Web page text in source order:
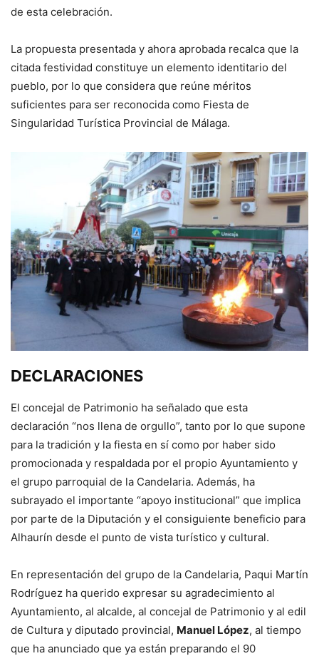
de esta celebración.
La propuesta presentada y ahora aprobada recalca que la
citada festividad constituye un elemento identitario del
pueblo, por lo que considera que reúne méritos
suficientes para ser reconocida como Fiesta de
Singularidad Turística Provincial de Málaga.
DECLARACIONES
El concejal de Patrimonio ha señalado que esta
declaración “nos llena de orgullo”, tanto por lo que supone
para la tradición y la fiesta en sí como por haber sido
promocionada y respaldada por el propio Ayuntamiento y
el grupo parroquial de la Candelaria. Además, ha
subrayado el importante “apoyo institucional” que implica
por parte de la Diputación y el consiguiente beneficio para
Alhaurín desde el punto de vista turístico y cultural.
En representación del grupo de la Candelaria, Paqui Martín
Rodríguez ha querido expresar su agradecimiento al
Ayuntamiento, al alcalde, al concejal de Patrimonio y al edil
de Cultura y diputado provincial, Manuel López, al tiempo
que ha anunciado que ya están preparando el 90